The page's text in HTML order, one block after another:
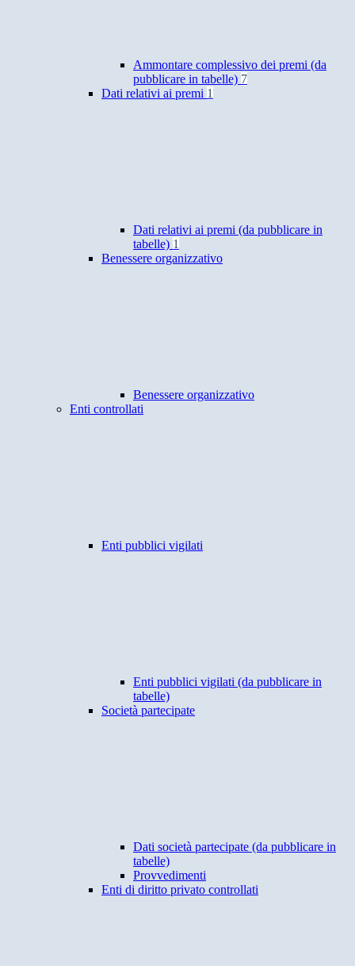
Ammontare complessivo dei premi (da
pubblicare in tabelle) 7
Dati relativi ai premi 1
Dati relativi ai premi (da pubblicare in
tabelle) 1
Benessere organizzativo
Benessere organizzativo
Enti controllati
Enti pubblici vigilati
Enti pubblici vigilati (da pubblicare in
tabelle)
Società partecipate
Dati società partecipate (da pubblicare in
tabelle)
Provvedimenti
Enti di diritto privato controllati